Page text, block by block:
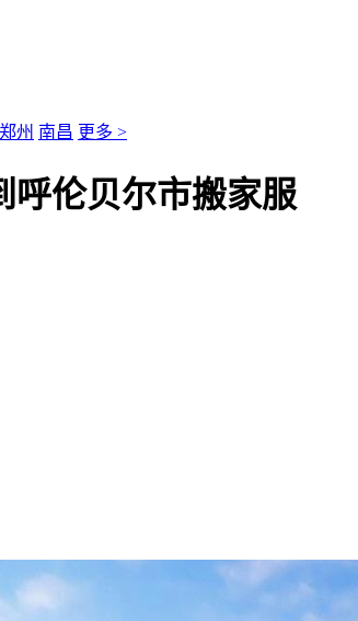
郑州 南昌 更多 >
呼伦贝尔市搬家服